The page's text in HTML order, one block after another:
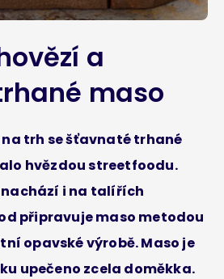
a
maso
trh se šťavnaté trhané
hvězdou streetfoodu.
i na talířích
připravuje maso metodou
opavské výrobě. Maso je
upečeno zcela doměkka.